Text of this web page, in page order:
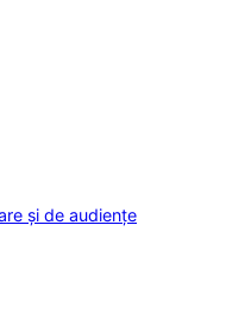
și de audiențe